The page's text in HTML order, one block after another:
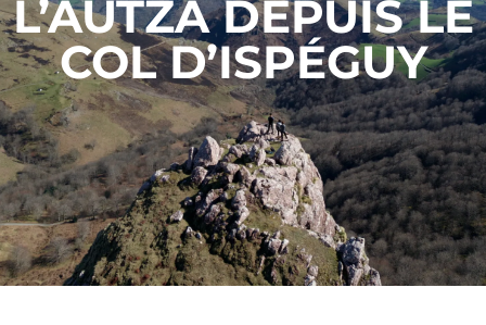
L’AUTZA DEPUIS LE
COL D’ISPÉGUY